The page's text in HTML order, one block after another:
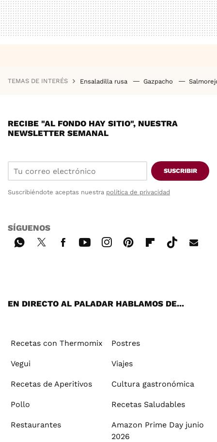
TEMAS DE INTERÉS Ensaladilla rusa Gazpacho
RECIBE "AL FONDO HAY SITIO", NUESTRA
NEWSLETTER SEMANAL
SUSCRIBIR
Suscribiéndote aceptas nuestra política de privacidad
SÍGUENOS
EN DIRECTO AL PALADAR HABLAMOS DE...
Recetas con Thermomix Postres
Vegui Viajes
Recetas de Aperitivos Cultura gastronómica
Pollo Recetas Saludables
Restaurantes
Amazon Prime Day junio
2026